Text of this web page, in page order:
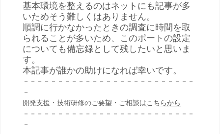
基本環境を整えるのはネットにも記事が多
いためそう難しくはありません。
順調に行かなかったときの調査に時間を取
られることが多いため、このポートの設定
についても備忘録として残したいと思いま
す。
本記事が誰かの助けになれば幸いです。
－－－－－－－－－－－－－－－－－－－－－－－－－
－
開発支援・技術研修のご要望・ご相談はこちらから
－－－－－－－－－－－－－－－－－－－－－－－－－
－